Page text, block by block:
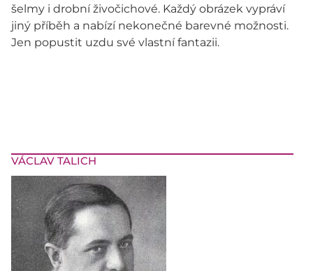
VÁCLAV TALICH
šelmy i drobní živočichové. Každý obrázek vypráví
jiný příběh a nabízí nekonečné barevné možnosti.
Jen popustit uzdu své vlastní fantazii.